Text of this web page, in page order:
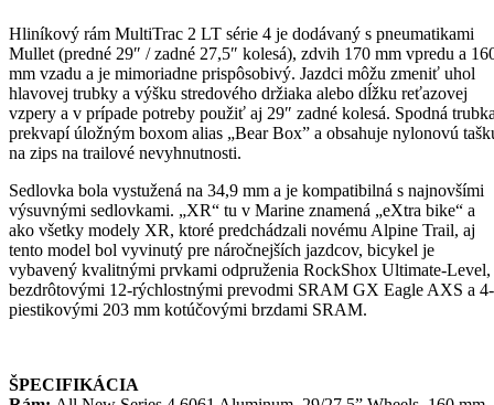
Hliníkový rám MultiTrac 2 LT série 4 je dodávaný s pneumatikami
Mullet (predné 29″ / zadné 27,5″ kolesá), zdvih 170 mm vpredu a
mm vzadu a je mimoriadne prispôsobivý. Jazdci môžu zmeniť uhol
hlavovej trubky a výšku stredového držiaka alebo dĺžku reťazovej
vzpery a v prípade potreby použiť aj 29″ zadné kolesá. Spodná
prekvapí úložným boxom alias „Bear Box” a obsahuje nylonovú
na zips na trailové nevyhnutnosti.
Sedlovka bola vystužená na 34,9 mm a je kompatibilná s najnovšími
výsuvnými sedlovkami. „XR“ tu v Marine znamená „eXtra bike“ a
ako všetky modely XR, ktoré predchádzali novému Alpine Trail, aj
tento model bol vyvinutý pre náročnejších jazdcov, bicykel je
vybavený kvalitnými prvkami odpruženia RockShox Ultimate-Level,
bezdrôtovými 12-rýchlostnými prevodmi SRAM GX Eagle AXS a 4-
piestikovými 203 mm kotúčovými brzdami SRAM.
ŠPECIFIKÁCIA